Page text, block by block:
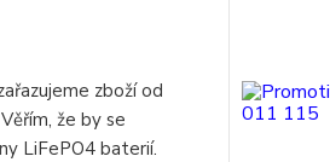
zboží od
že by se
LiFePO4 baterií.